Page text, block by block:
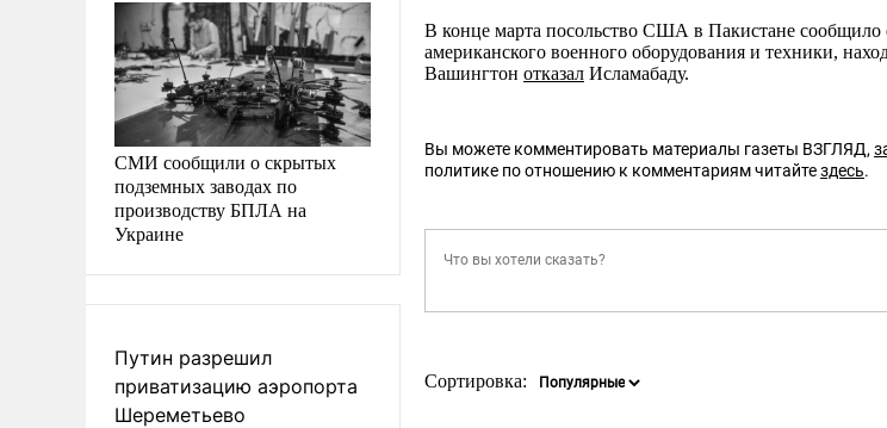
СМИ сообщили о скрытых
подземных заводах по
производству БПЛА на
Украине
Путин разрешил
приватизацию аэропорта
Шереметьево
В конце марта посольство США в Пакистане сообщило
американского военного оборудования и техники,
Вашингтон отказал Исламабаду.
Вы можете комментировать материалы газеты ВЗГЛЯД,
политике по отношению к комментариям читайтездесь.
Сортировка: